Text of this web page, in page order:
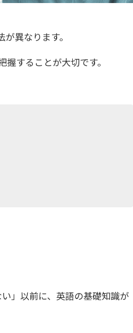
異なります。
することが大切です。
」以前に、英語の基礎知識が